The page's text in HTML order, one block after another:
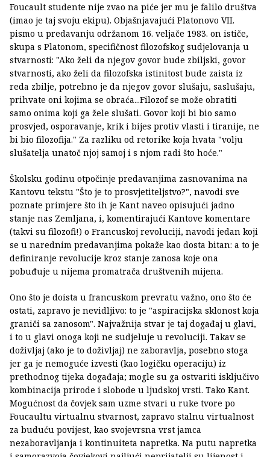
Foucault studente nije zvao na piće jer mu je falilo društva
(imao je taj svoju ekipu). Objašnjavajući Platonovo VII.
pismo u predavanju održanom 16. veljače 1983. on ističe,
skupa s Platonom, specifičnost filozofskog sudjelovanja u
stvarnosti: "Ako želi da njegov govor bude zbiljski, govor
stvarnosti, ako želi da filozofska istinitost bude zaista iz
reda zbilje, potrebno je da njegov govor slušaju, saslušaju,
prihvate oni kojima se obraća...Filozof se može obratiti
samo onima koji ga žele slušati. Govor koji bi bio samo
prosvjed, osporavanje, krik i bijes protiv vlasti i tiranije, ne
bi bio filozofija." Za razliku od retorike koja hvata "volju
slušatelja unatoč njoj samoj i s njom radi što hoće."
Školsku godinu otpočinje predavanjima zasnovanima na
Kantovu tekstu "Što je to prosvjetiteljstvo?", navodi sve
poznate primjere što ih je Kant naveo opisujući jadno
stanje nas Zemljana, i, komentirajući Kantove komentare
(takvi su filozofi!) o Francuskoj revoluciji, navodi jedan koji
se u narednim predavanjima pokaže kao dosta bitan: a to je
definiranje revolucije kroz stanje zanosa koje ona
pobuđuje u nijema promatrača društvenih mijena.
Ono što je doista u francuskom prevratu važno, ono što će
ostati, zapravo je nevidljivo: to je "aspiracijska sklonost koja
graniči sa zanosom". Najvažnija stvar je taj događaj u glavi,
i to u glavi onoga koji ne sudjeluje u revoluciji. Takav se
doživljaj (ako je to doživljaj) ne zaboravlja, posebno stoga
jer ga je nemoguće izvesti (kao logičku operaciju) iz
prethodnog tijeka događaja; mogle su ga ostvariti isključivo
kombinacija prirode i slobode u ljudskoj vrsti. Tako Kant.
Mogućnost da čovjek sam uzme stvari u ruke tvore po
Foucaultu virtualnu stvarnost, zapravo stalnu virtualnost
za buduću povijest, kao svojevrsna vrst jamca
nezaboravljanja i kontinuiteta napretka. Na putu napretka